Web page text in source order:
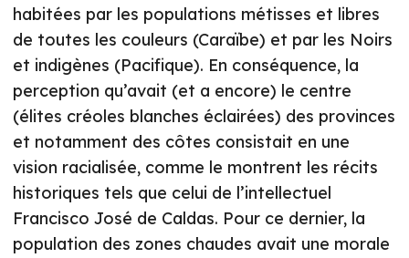
habitées par les populations métisses et libres
de toutes les couleurs (Caraïbe) et par les Noirs
et indigènes (Pacifique). En conséquence, la
perception qu’avait (et a encore) le centre
(élites créoles blanches éclairées) des provinces
et notamment des côtes consistait en une
vision racialisée, comme le montrent les récits
historiques tels que celui de l’intellectuel
Francisco José de Caldas. Pour ce dernier, la
population des zones chaudes avait une morale